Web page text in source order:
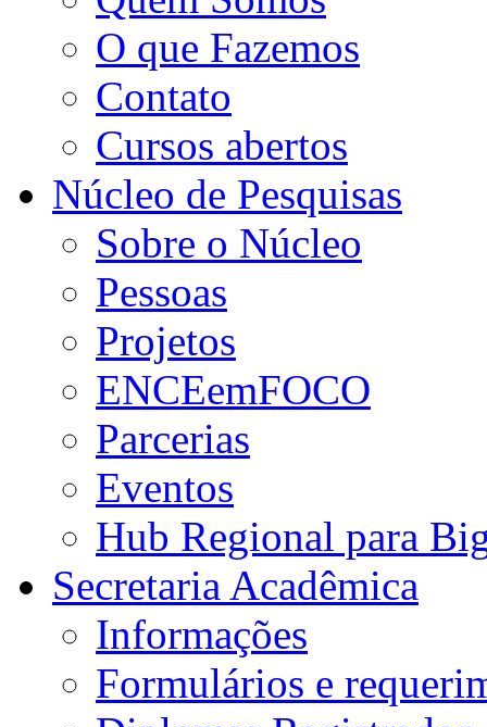
O que Fazemos
Contato
Cursos abertos
Núcleo de Pesquisas
Sobre o Núcleo
Pessoas
Projetos
ENCEemFOCO
Parcerias
Eventos
Hub Regional para
Secretaria Acadêmica
Informações
Formulários e